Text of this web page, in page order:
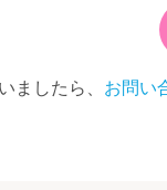
ましたら、 お問い